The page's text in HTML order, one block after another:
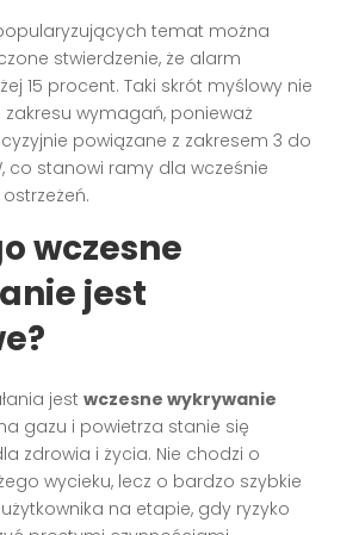
temat można
stwierdzenie, że alarm
15 procent. Taki skrót myślowy nie
wymagań, ponieważ
powiązane z zakresem 3 do
co stanowi ramy dla wcześnie
wczesne
jest
jestwczesne wykrywanie
gazu i powietrza stanie się
zdrowia i życia. Nie chodzi o
wycieku, lecz o bardzo szybkie
na etapie, gdy ryzyko